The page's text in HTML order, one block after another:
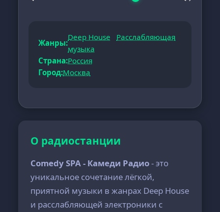
Жанры:
Deep House
Расслабляющая
музыка
Страна:Россия
Город:Москва
О радиостанции
Comedy SPA - Камеди Радио- это
уникальное сочетание лёгкой,
приятной музыки в жанрах Deep House
и расслабляющей электроники с